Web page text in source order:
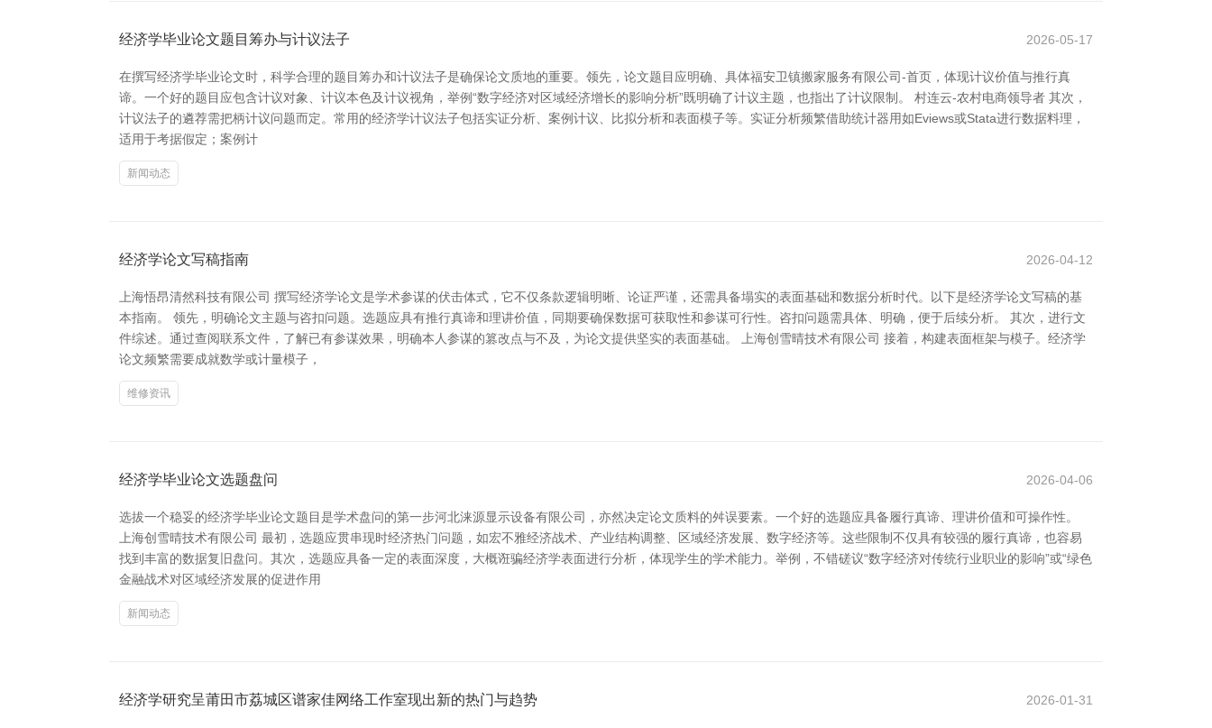
经济学毕业论文题目筹办与计议法子 2026-05-17
在撰写经济学毕业论文时，科学合理的题目筹办和计议法子是确保论文质地的重要。领先，论文题目应明确、具体福安卫镇搬家服务有限公司-首页，体现计议价值与推行真
谛。一个好的题目应包含计议对象、计议本色及计议视角，举例“数字经济对区域经济增长的影响分析”既明确了计议主题，也指出了计议限制。 村连云-农村电商领导者 其次，
计议法子的遴荐需把柄计议问题而定。常用的经济学计议法子包括实证分析、案例计议、比拟分析和表面模子等。实证分析频繁借助统计器用如Eviews或Stata进行数据料理，
适用于考据假定；案例计
新闻动态
经济学论文写稿指南 2026-04-12
上海悟昂清然科技有限公司 撰写经济学论文是学术参谋的伏击体式，它不仅条款逻辑明晰、论证严谨，还需具备塌实的表面基础和数据分析时代。以下是经济学论文写稿的基
本指南。 领先，明确论文主题与咨扣问题。选题应具有推行真谛和理讲价值，同期要确保数据可获取性和参谋可行性。咨扣问题需具体、明确，便于后续分析。 其次，进行文
件综述。通过查阅联系文件，了解已有参谋效果，明确本人参谋的篡改点与不及，为论文提供坚实的表面基础。 上海创雪晴技术有限公司 接着，构建表面框架与模子。经济学
论文频繁需要成就数学或计量模子，
维修资讯
经济学毕业论文选题盘问 2026-04-06
选拔一个稳妥的经济学毕业论文题目是学术盘问的第一步河北涞源显示设备有限公司，亦然决定论文质料的舛误要素。一个好的选题应具备履行真谛、理讲价值和可操作性。
上海创雪晴技术有限公司 最初，选题应贯串现时经济热门问题，如宏不雅经济战术、产业结构调整、区域经济发展、数字经济等。这些限制不仅具有较强的履行真谛，也容易
找到丰富的数据复旧盘问。其次，选题应具备一定的表面深度，大概诳骗经济学表面进行分析，体现学生的学术能力。举例，不错磋议“数字经济对传统行业职业的影响”或“绿色
金融战术对区域经济发展的促进作用
新闻动态
经济学研究呈莆田市荔城区谱家佳网络工作室现出新的热门与趋势 2026-01-31